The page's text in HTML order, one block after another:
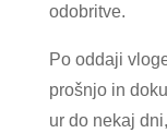
odobritve.
Po oddaji
prošnjo in
ur do nekaj